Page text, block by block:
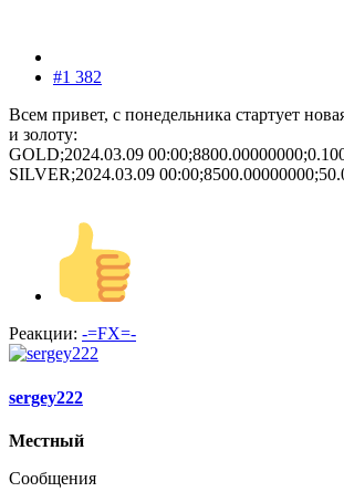
#1 382
Всем привет, с понедельника стартует
и золоту:
GOLD;2024.03.09
SILVER;2024.03.09
Реакции: -=FX=-
sergey222
Местный
Сообщения